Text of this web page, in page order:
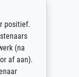
positief.
(na
af aan).